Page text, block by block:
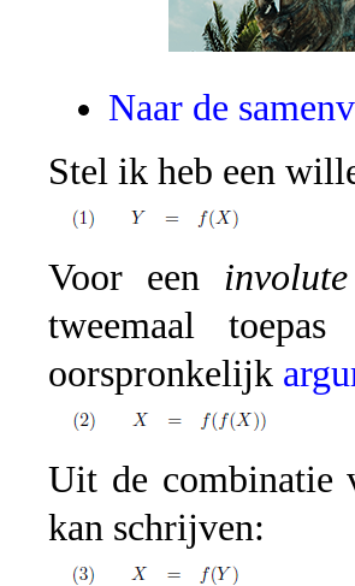
Naar de
Stel ik heb een
Voor een
tweemaal
oorspronkelijk
Uit de combinatie
kan schrijven: